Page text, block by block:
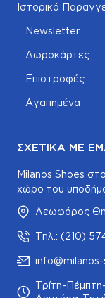
Ιστορικό
Newsletter
Δωροκάρτες
Επιστροφές
Αγαπημένα
ΣΧΕΤΙΚΆ ΜΕ
Milanos Shoes
χώρο του
Λεωφόρος
Τηλ.: (210)
Τρίτη-